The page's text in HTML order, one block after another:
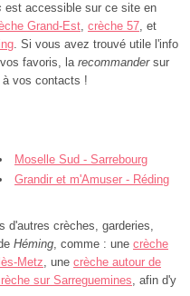
est accessible sur ce site en
Grand-Est, crèche 57, et
. Si vous avez trouvé utile l'info
favoris, la recommandersur
vos contacts !
Moselle Sud - Sarrebourg
Grandir et m'Amuser - Réding
d'autres crèches, garderies,
Héming, comme : une crèche
Metz, une crèche autour de
sur Sarreguemines, afin d'y